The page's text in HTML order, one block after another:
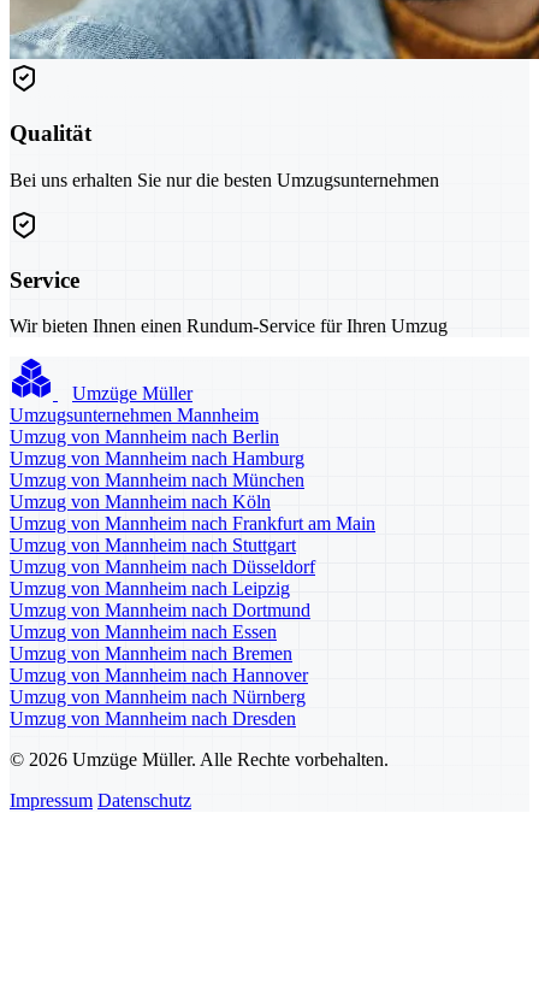
Qualität
Bei uns erhalten Sie nur die besten Umzugsunternehmen
Service
Wir bieten Ihnen einen Rundum-Service für Ihren Umzug
Umzüge Müller
Umzugsunternehmen Mannheim
Umzug von Mannheim nach Berlin
Umzug von Mannheim nach Hamburg
Umzug von Mannheim nach München
Umzug von Mannheim nach Köln
Umzug von Mannheim nach Frankfurt am Main
Umzug von Mannheim nach Stuttgart
Umzug von Mannheim nach Düsseldorf
Umzug von Mannheim nach Leipzig
Umzug von Mannheim nach Dortmund
Umzug von Mannheim nach Essen
Umzug von Mannheim nach Bremen
Umzug von Mannheim nach Hannover
Umzug von Mannheim nach Nürnberg
Umzug von Mannheim nach Dresden
© 2026 Umzüge Müller. Alle Rechte vorbehalten.
Impressum Datenschutz